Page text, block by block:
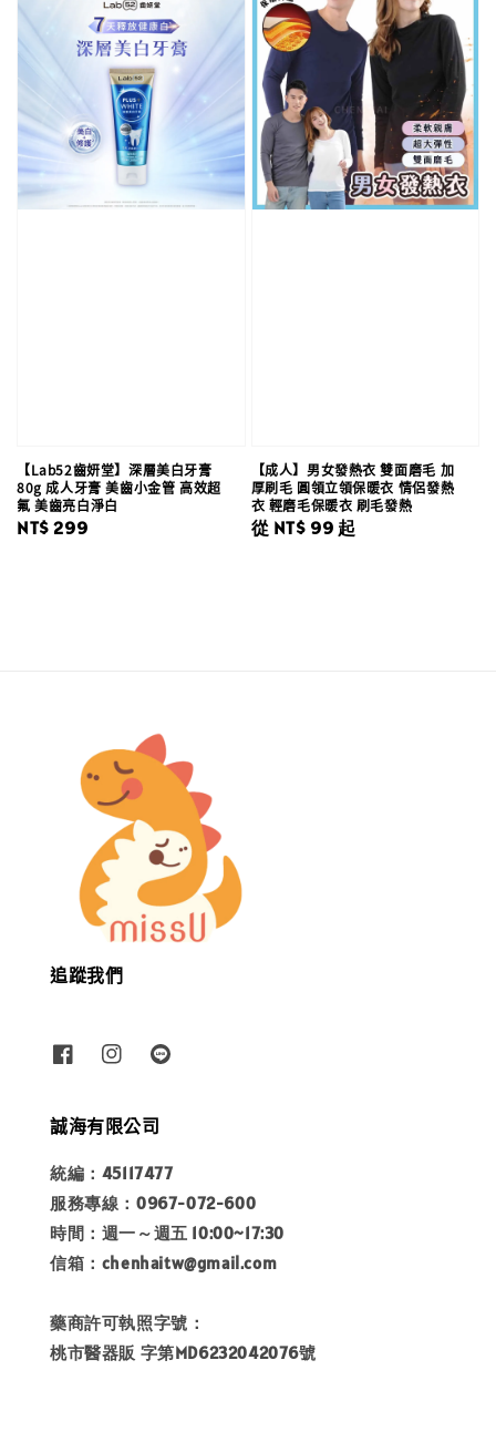
【Lab52齒妍堂】深層美白牙膏
80g 成人牙膏 美齒小金管 高效超
氟 美齒亮白淨白
Regular
NT$ 299
【成人】男女發熱衣 雙面磨毛 加
厚刷毛 圓領立領保暖衣 情侶發熱
衣 輕磨毛保暖衣 刷毛發熱
Regular
從 NT$ 99 起
追蹤我們
誠海有限公司
統編：45117477
服務專線：0967-072-600
時間：週一～週五 10:00~17:30
信箱：chenhaitw@gmail.com
藥商許可執照字號：
桃市醫器販 字第MD6232042076號